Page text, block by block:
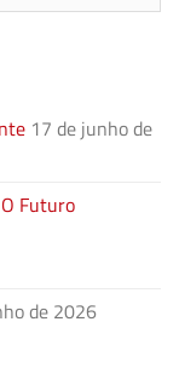
17 de junho de
Futuro
de 2026